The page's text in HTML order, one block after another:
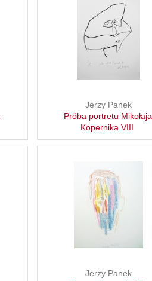
Jerzy Panek
Próba portretu Mikołaja
Kopernika VIII
Jerzy Panek